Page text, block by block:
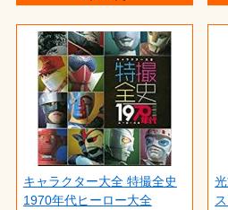
キャラクター大全 特撮全史
1970年代ヒーロー大全